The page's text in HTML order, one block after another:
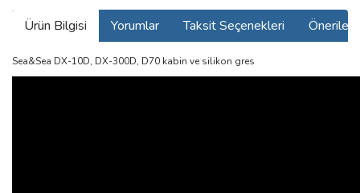
Ürün Bilgisi Yorumlar Taksit Seçenekleri
Sea&Sea DX-10D, DX-300D, D70 kabin ve silikon gres